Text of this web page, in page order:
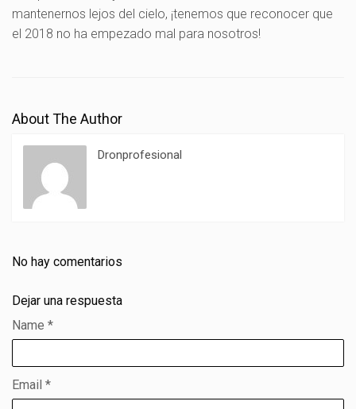
mantenernos lejos del cielo, ¡tenemos que reconocer que
el 2018 no ha empezado mal para nosotros!
About The Author
Dronprofesional
No hay comentarios
Dejar una respuesta
Name *
Email *